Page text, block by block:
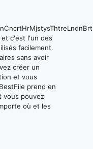
c'est l'un des
facilement.
sans avoir
créer un
et vous
prend en
vous pouvez
où et les